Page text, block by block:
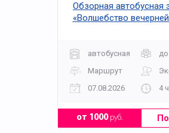
Обзорная автобусная
«Волшебство
автобусная
Маршрут
07.08.2026
4
от 1000руб.